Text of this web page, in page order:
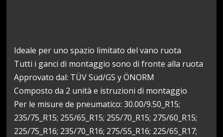
Ideale per uno spazio limitato del vano ruota
Tutti i ganci di montaggio sono di fronte alla ruota
Approvato dal: TÜV Süd/GS y ÖNORM
Composto da 2 unità e istruzioni di montaggio
Per le misure de pneumatico: 30.00/9.50_R15;
235/75_R15; 255/65_R15; 255/70_R15; 275/60_R15;
225/75_R16; 235/70_R16; 275/55_R16; 225/65_R17;